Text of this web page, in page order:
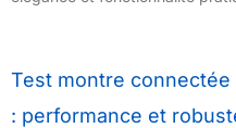
Test montre connectée
: performance et